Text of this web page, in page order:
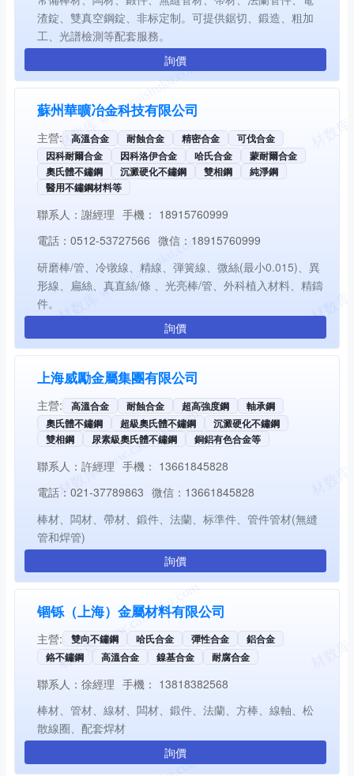
渣錠、雙真空鋼錠、非标定制。可提供鋸切、鍛造、粗加
工、光譜檢測等配套服務。
詢價
蘇州華曠冶金科技有限公司
主營: 高溫合金 耐蝕合金 精密合金
可伐合金
因科耐爾合金
因科洛伊合金 哈氏合金
蒙耐爾合金
奧氏體不鏽鋼
沉澱硬化不鏽鋼 雙相鋼
純淨鋼
醫用不鏽鋼材料等
聯系人： 謝經理 手機： 18915760999
電話： 0512-53727566 微信： 18915760999
研磨棒/管、冷镦線、精線、弾簧線、微絲(最小0.015)、異
形線、扁絲、真直絲/條 、光亮棒/管、外科植入材料、精鑄
件。
詢價
上海威勵金屬集團有限公司
主營: 高溫合金 耐蝕合金 超高強度鋼
軸承鋼
奧氏體不鏽鋼
超級奧氏體不鏽鋼
沉澱硬化不鏽鋼
雙相鋼
尿素級奧氏體不鏽鋼 銅鋁有色合金等
聯系人： 許經理 手機： 13661845828
電話： 021-37789863 微信： 13661845828
棒材、闆材、帶材、鍛件、法蘭、标準件、管件管材(無縫
管和焊管)
詢價
锢铄（上海）金屬材料有限公司
主營: 雙向不鏽鋼 哈氏合金 彈性合金
鋁合金
鉻不鏽鋼
高溫合金 鎳基合金 耐腐合金
聯系人： 徐經理 手機： 13818382568
棒材、管材、線材、闆材、鍛件、法蘭、方棒、線軸、松
散線圈、配套焊材
詢價